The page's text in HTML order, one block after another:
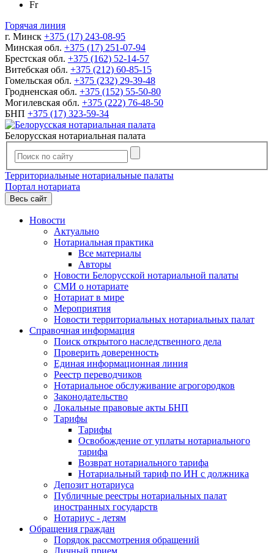
Fr
Горячая линия
г. Минск +375 (17) 243-08-95
Минская обл. +375 (17) 251-07-94
Брестская обл. +375 (162) 52-14-57
Витебская обл. +375 (212) 60-85-15
Гомельская обл. +375 (232) 29-39-48
Гродненская обл. +375 (152) 55-50-80
Могилевская обл. +375 (222) 76-48-50
БНП +375 (17) 323-59-34
Белорусская нотариальная палата
Территориальные нотариальные палаты
Портал нотариата
Весь сайт
Новости
Актуально
Нотариальная практика
Все материалы
Авторы
Новости Белорусской нотариальной палаты
СМИ о нотариате
Нотариат в мире
Мероприятия
Новости территориальных нотариальных палат
Справочная информация
Поиск открытого наследственного дела
Проверить доверенность
Единая информационная линия
Реестр переводчиков
Нотариальное обслуживание агрогородков
Законодательство
Локальные правовые акты БНП
Тарифы
Тарифы
Освобождение от уплаты нотариального
тарифа
Возврат нотариального тарифа
Нотариальный тариф по ИН с должника
Депозит нотариуса
Публичные реестры нотариальных палат
иностранных государств
Нотариус - детям
Обращения граждан
Порядок рассмотрения обращений
Личный прием